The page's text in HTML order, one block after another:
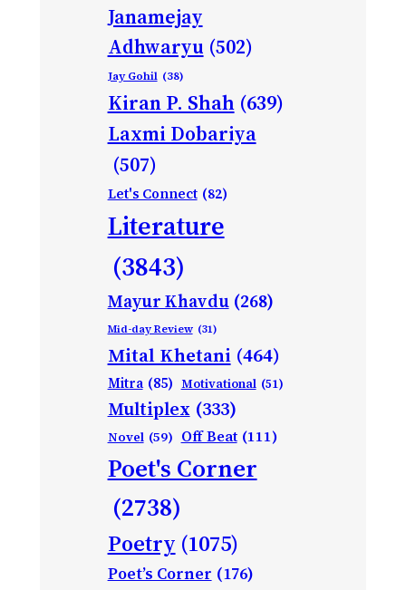
Janamejay
Adhwaryu (502)
Jay Gohil (38)
Kiran P. Shah (639)
Laxmi Dobariya
(507)
Let's Connect (82)
Literature
(3843)
Mayur Khavdu (268)
Mid-day Review (31)
Mital Khetani (464)
Mitra (85) Motivational (51)
Multiplex (333)
Novel (59) Off Beat (111)
Poet's Corner
(2738)
Poetry (1075)
Poet’s Corner (176)